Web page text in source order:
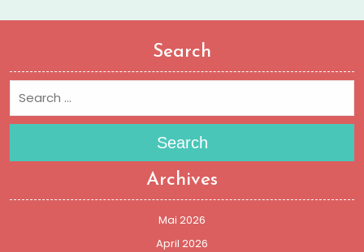
Search
Search
Archives
Mai 2026
April 2026